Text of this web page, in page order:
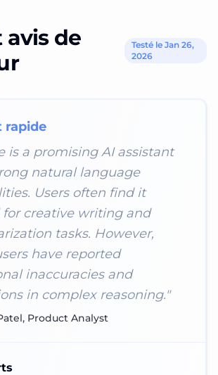
avis de
Testé le Jan 26,
2026
rapide
is a promising AI assistant
natural language
Users often find it
creative writing and
tasks. However,
have reported
inaccuracies and
in complex reasoning."
Product Analyst